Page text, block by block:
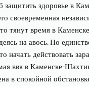
защитить здоровье в
своевременная
тянут время в
на авось. Но
начать действовать
ввк в Каменске-
в спокойной